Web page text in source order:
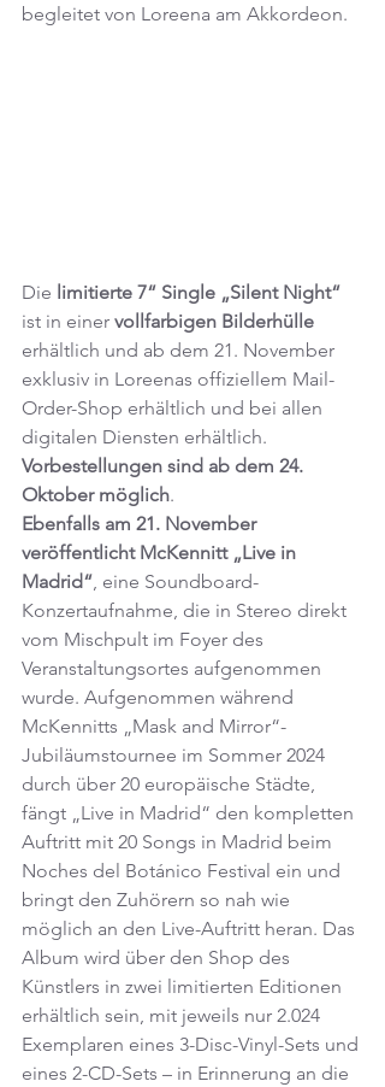
begleitet von Loreena am Akkordeon.
Die limitierte 7“ Single „Silent Night“
ist in einer vollfarbigen Bilderhülle
erhältlich und ab dem 21. November
exklusiv in Loreenas offiziellem Mail-
Order-Shop erhältlich und bei allen
digitalen Diensten erhältlich.
Vorbestellungen sind ab dem 24.
Oktober möglich.
Ebenfalls am 21. November
veröffentlicht McKennitt „Live in
Madrid“, eine Soundboard-
Konzertaufnahme, die in Stereo direkt
vom Mischpult im Foyer des
Veranstaltungsortes aufgenommen
wurde. Aufgenommen während
McKennitts „Mask and Mirror“-
Jubiläumstournee im Sommer 2024
durch über 20 europäische Städte,
fängt „Live in Madrid“ den kompletten
Auftritt mit 20 Songs in Madrid beim
Noches del Botánico Festival ein und
bringt den Zuhörern so nah wie
möglich an den Live-Auftritt heran. Das
Album wird über den Shop des
Künstlers in zwei limitierten Editionen
erhältlich sein, mit jeweils nur 2.024
Exemplaren eines 3-Disc-Vinyl-Sets und
eines 2-CD-Sets – in Erinnerung an die